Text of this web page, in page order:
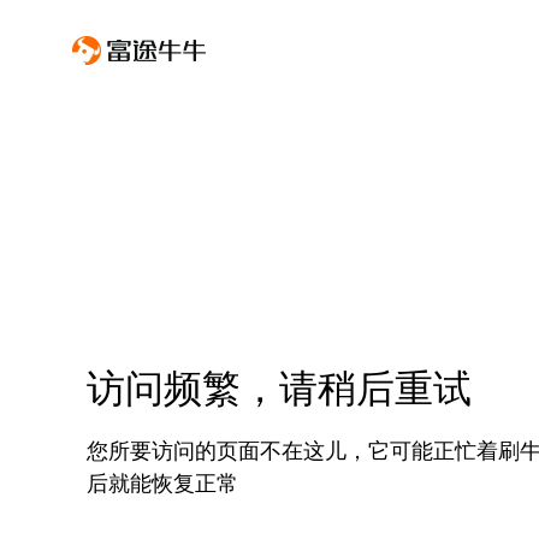
访问频繁，请稍后重试
您所要访问的页面不在这儿，它可能正忙着刷
后就能恢复正常